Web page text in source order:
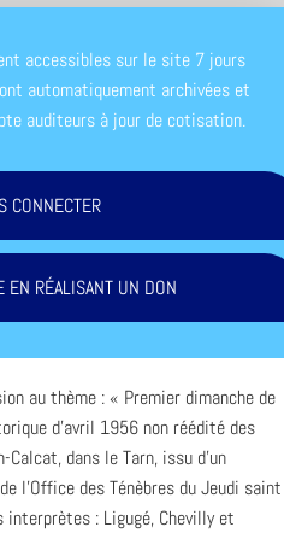
accessibles sur le site 7 jours
automatiquement archivées et
auditeurs à jour de cotisation.
CONNECTER
EN RÉALISANT UN DON
au thème : « Premier dimanche de
d’avril 1956 non réédité des
Calcat, dans le Tarn, issu d’un
l’Office des Ténèbres du Jeudi saint
: Ligugé, Chevilly et